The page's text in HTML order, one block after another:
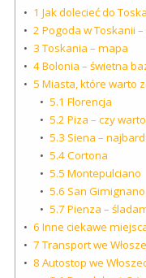
1 Jak dolecieć do
2 Pogoda w Toskanii
3Toskania – mapa
4Bolonia – świetna
5 Miasta, które warto
5.1 Florencja
5.2 Piza – czy
5.3 Siena –
5.4Cortona
5.5 Montepulciano
5.6 San
5.7 Pienza –
6 Inne ciekawe
7Transport we
8 Autostop we